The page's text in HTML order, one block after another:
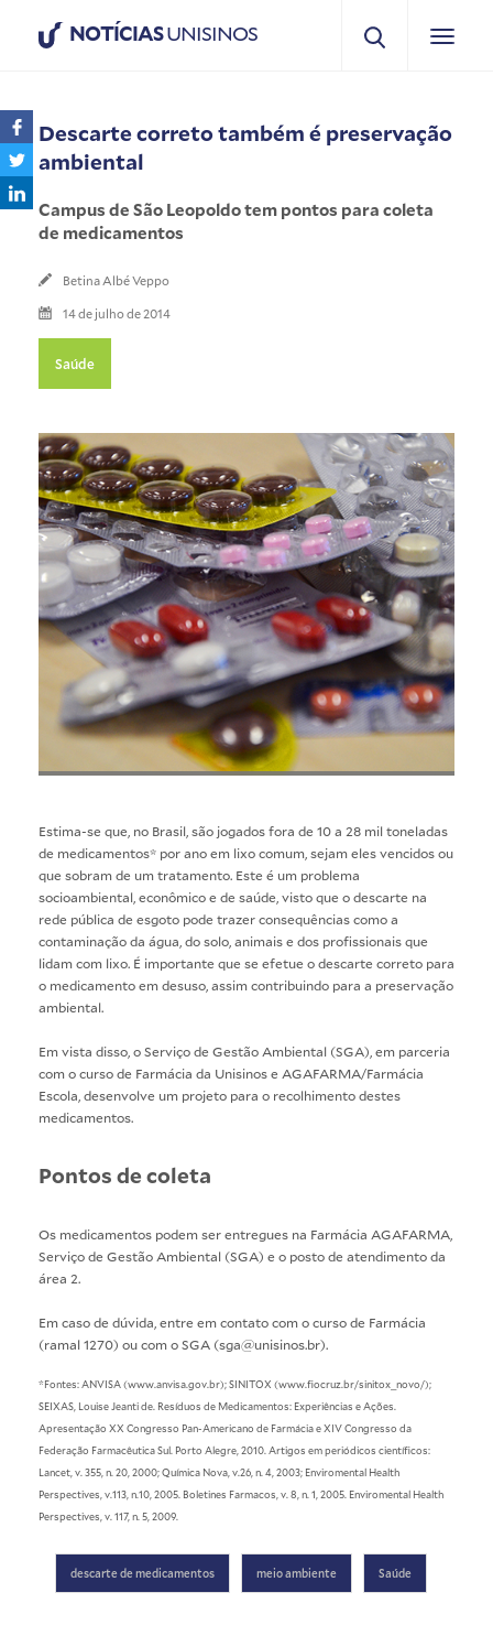
NOTÍCIASUNISINOS
Descarte correto também é preservação
ambiental
Campus de São Leopoldo tem pontos para coleta
de medicamentos
Betina Albé Veppo
14 de julho de 2014
Saúde
Estima-se que, no Brasil, são jogados fora de 10 a 28 mil toneladas
de medicamentos* por ano em lixo comum, sejam eles vencidos ou
que sobram de um tratamento. Este é um problema
socioambiental, econômico e de saúde, visto que o descarte na
rede pública de esgoto pode trazer consequências como a
contaminação da água, do solo, animais e dos profissionais que
lidam com lixo. É importante que se efetue o descarte correto para
o medicamento em desuso, assim contribuindo para a preservação
ambiental.
Em vista disso, oServiço de Gestão Ambiental (SGA) , em parceria
com ocurso de Farmácia da Unisinos e AGAFARMA/Farmácia
Escola, desenvolve um projeto para o recolhimento destes
medicamentos.
Pontos de coleta
Os medicamentos podem ser entregues na Farmácia AGAFARMA,
Serviço de Gestão Ambiental (SGA) e o posto de atendimento da
área 2.
Em caso de dúvida, entre em contato com o curso de Farmácia
(ramal 1270) ou com o SGA (sga@unisinos.br).
*Fontes: ANVISA (www.anvisa.gov.br); SINITOX (www.fiocruz.br/sinitox_novo/);
SEIXAS, Louise Jeanti de. Resíduos de Medicamentos: Experiências e Ações.
Apresentação XX Congresso Pan-Americano de Farmácia e XIV Congresso da
Federação Farmacêutica Sul. Porto Alegre, 2010. Artigos em periódicos científicos:
Lancet, v. 355, n. 20, 2000; Química Nova, v.26, n. 4, 2003; Enviromental Health
Perspectives, v.113, n.10, 2005. Boletines Farmacos, v. 8, n. 1, 2005. Enviromental Health
Perspectives, v. 117, n. 5, 2009.
descarte de medicamentos meio ambiente Saúde